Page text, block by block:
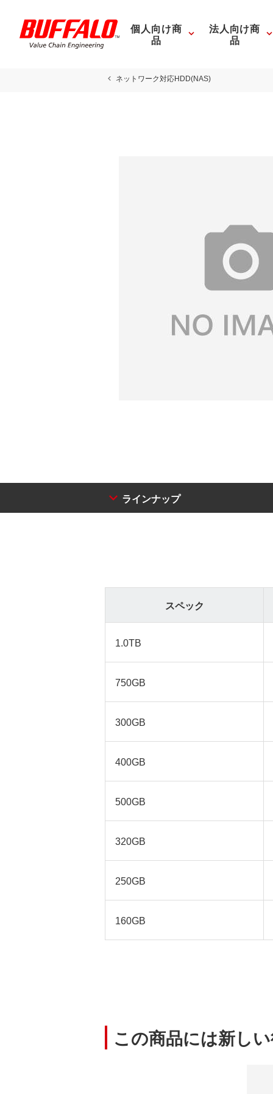
個人向け商
品
法人向け商
品
ネットワーク対応HDD(NAS)
ラインナップ
スペック
1.0TB
750GB
300GB
400GB
500GB
320GB
250GB
160GB
この商品には新し